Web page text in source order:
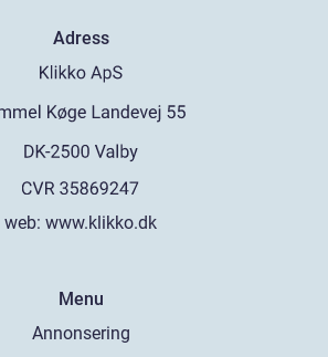
Adress
web: www.klikko.dk
Menu
Annonsering